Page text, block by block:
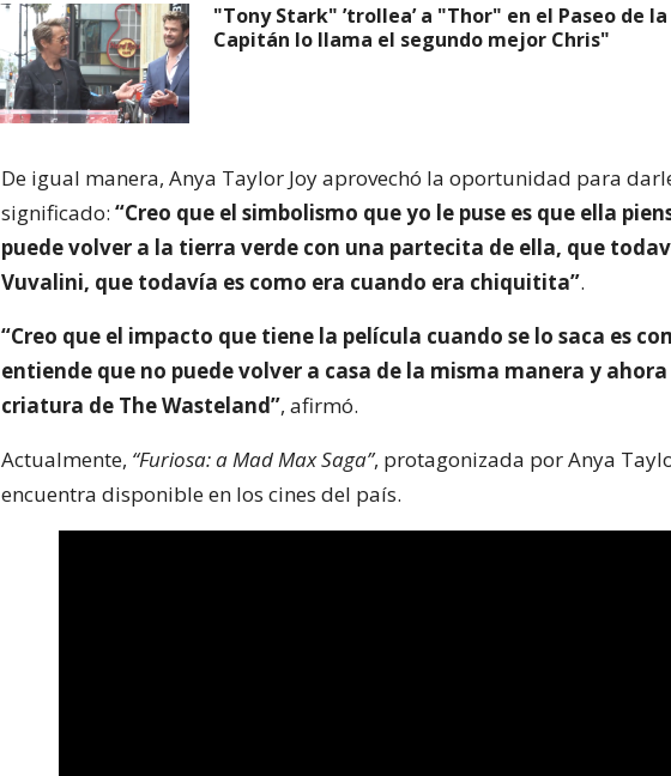
"Tony Stark" ’trollea’ a "Thor" en el Paseo de la
Capitán lo llama el segundo mejor Chris"
De igual manera, Anya Taylor Joy aprovechó la oportunidad para
significado: “Creo que el simbolismo que yo le puse es que ella
puede volver a la tierra verde con una partecita de ella, que
Vuvalini, que todavía es como era cuando era chiquitita”.
“Creo que el impacto que tiene la película cuando se lo saca es
entiende que no puede volver a casa de la misma manera y
criatura de The Wasteland”, afirmó.
Actualmente, “Furiosa: a Mad Max Saga”, protagonizada por Anya
encuentra disponible en los cines del país.